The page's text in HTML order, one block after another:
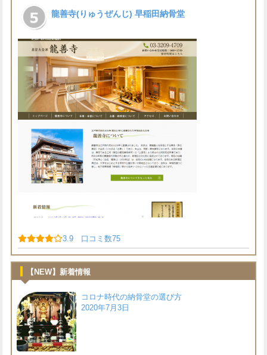
龍善寺(りゅうぜんじ) 早稲田納骨堂
3.9 口コミ数75
【NEW】新着情報
コロナ時代の納骨堂の選び方
2020年7月3日